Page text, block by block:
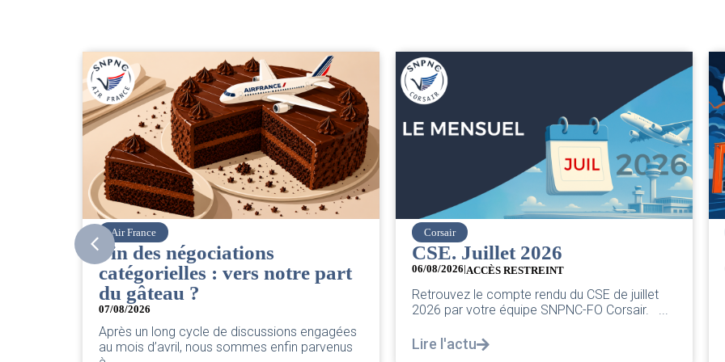
Corsair
CSE. Juillet 2026
06/08/2026| ACCÈS RESTREINT
Retrouvez le compte rendu du CSE de juillet
2026 par votre équipe SNPNC-FO Corsair. ...
Lire l'actu
easyJet
Grève chez easyJet
05/08/2026
Chers collègues, La direction vient de sortir sa
classique pleurnicherie corporate. On va la
décortiquer...